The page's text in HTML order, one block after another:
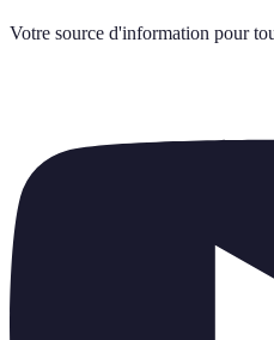
Votre source d'information pour